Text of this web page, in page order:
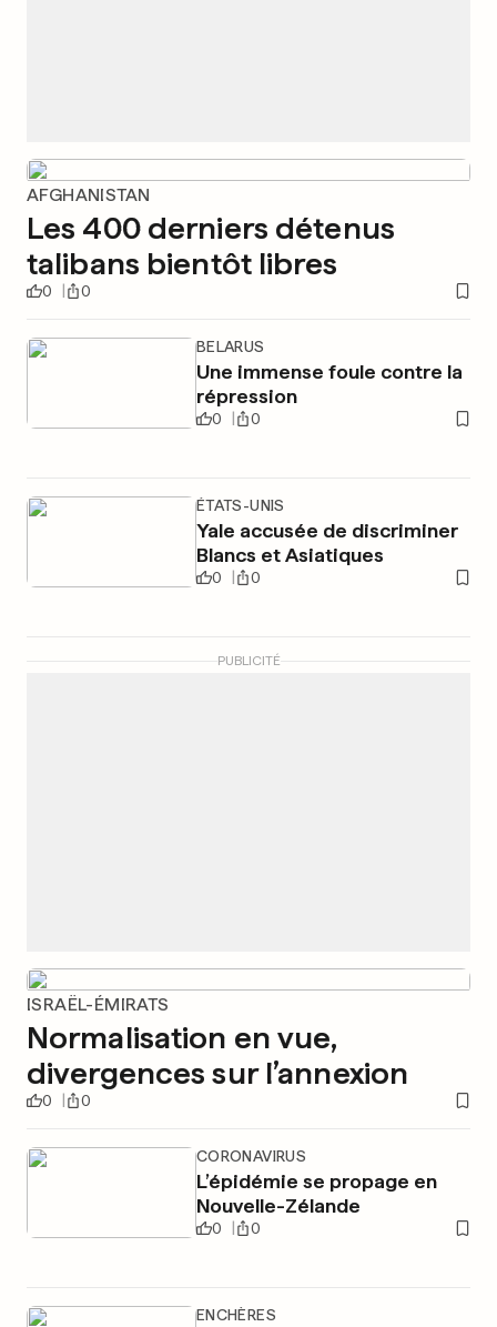
AFGHANISTAN
Les 400 derniers détenus
talibans bientôt libres
0 0
BELARUS
Une immense foule contre la
répression
0 0
ÉTATS-UNIS
Yale accusée de discriminer
Blancs et Asiatiques
0 0
PUBLICITÉ
ISRAËL-ÉMIRATS
Normalisation en vue,
divergences sur l’annexion
0 0
CORONAVIRUS
L’épidémie se propage en
Nouvelle-Zélande
0 0
ENCHÈRES